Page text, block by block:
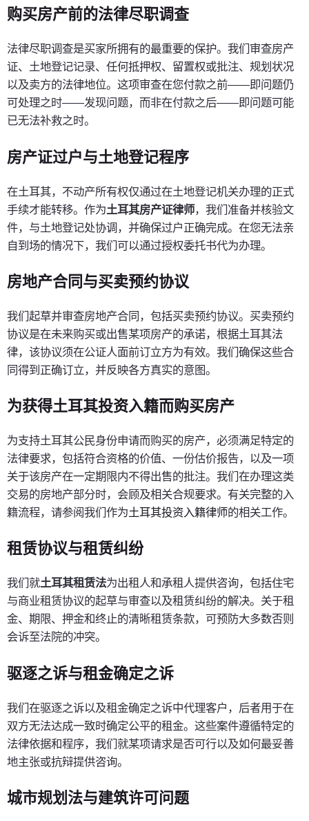
购买房产前的法律尽职调查
法律尽职调查是买家所拥有的最重要的保护。我们审查房产
证、土地登记记录、任何抵押权、留置权或批注、规划状况
以及卖方的法律地位。这项审查在您付款之前——即问题仍
可处理之时——发现问题，而非在付款之后——即问题可能
已无法补救之时。
房产证过户与土地登记程序
在土耳其，不动产所有权仅通过在土地登记机关办理的正式
手续才能转移。作为土耳其房产证律师，我们准备并核验文
件，与土地登记处协调，并确保过户正确完成。在您无法亲
自到场的情况下，我们可以通过授权委托书代为办理。
房地产合同与买卖预约协议
我们起草并审查房地产合同，包括买卖预约协议。买卖预约
协议是在未来购买或出售某项房产的承诺，根据土耳其法
律，该协议须在公证人面前订立方为有效。我们确保这些合
同得到正确订立，并反映各方真实的意图。
为获得土耳其投资入籍而购买房产
为支持土耳其公民身份申请而购买的房产，必须满足特定的
法律要求，包括符合资格的价值、一份估价报告，以及一项
关于该房产在一定期限内不得出售的批注。我们在办理这类
交易的房地产部分时，会顾及相关合规要求。有关完整的入
籍流程，请参阅我们作为土耳其投资入籍律师的相关工作。
租赁协议与租赁纠纷
我们就土耳其租赁法为出租人和承租人提供咨询，包括住宅
与商业租赁协议的起草与审查以及租赁纠纷的解决。关于租
金、期限、押金和终止的清晰租赁条款，可预防大多数否则
会诉至法院的冲突。
驱逐之诉与租金确定之诉
我们在驱逐之诉以及租金确定之诉中代理客户，后者用于在
双方无法达成一致时确定公平的租金。这些案件遵循特定的
法律依据和程序，我们就某项请求是否可行以及如何最妥善
地主张或抗辩提供咨询。
城市规划法与建筑许可问题